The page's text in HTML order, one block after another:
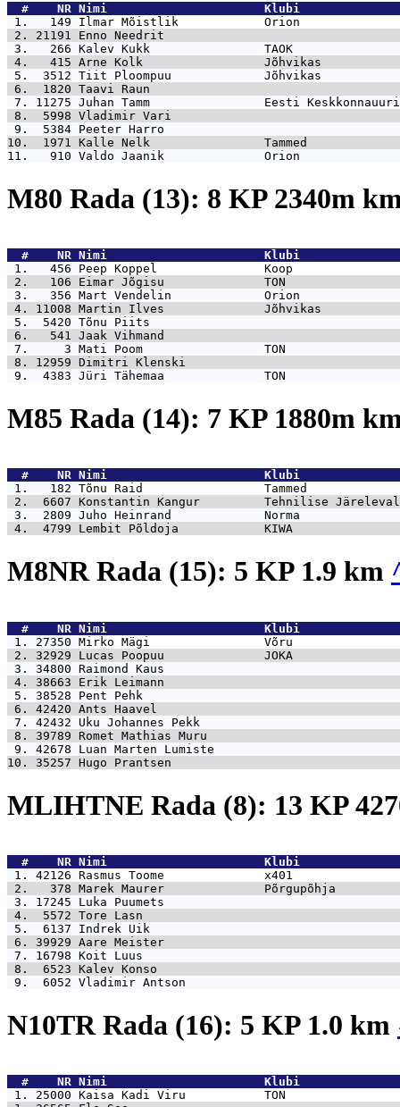
  #    NR
Nimi                      Klubi
1.   149 Ilmar Mõistlik            Orion
2. 21191 Enno Needrit
3.   266 Kalev Kukk                TAOK
4.   415 Arne Kolk                 Jõhvikas
5.  3512 Tiit Ploompuu             Jõhvikas
6.  1820 Taavi Raun
7. 11275 Juhan Tamm                Eesti
8.  5998 Vladimir Vari
9.  5384 Peeter Harro
10.  1971 Kalle Nelk                Tammed
11.   910 Valdo Jaanik              Orion
M80 Rada (13): 8 KP 2340m
  #    NR
Nimi                      Klubi
1.   456 Peep Koppel               Koop
2.   106 Eimar Jõgisu              TON
3.   356 Mart Vendelin             Orion
4. 11008 Martin Ilves              Jõhvikas
5.  5420 Tõnu Piits
6.   541 Jaak Vihmand
7.     3 Mati Poom                 TON
8. 12959 Dimitri Klenski
9.  4383 Jüri Tähemaa              TON
M85 Rada (14): 7 KP 1880m
  #    NR
Nimi                      Klubi
1.   182 Tõnu Raid                 Tammed
2.  6607 Konstantin Kangur         Tehnilise
3.  2809 Juho Heinrand             Norma
4.  4799 Lembit Põldoja            KIWA
M8NR Rada (15): 5 KP 1.9 km
  #    NR
Nimi                      Klubi
1. 27350 Mirko Mägi                Võru
2. 32929 Lucas Poopuu              JOKA
3. 34800 Raimond Kaus
4. 38663 Erik Leimann
5. 38528 Pent Pehk
6. 42420 Ants Haavel
7. 42432 Uku Johannes Pekk
8. 39789 Romet Mathias Muru
9. 42678 Luan Marten Lumiste
10. 35257 Hugo Prantsen
MLIHTNE Rada (8): 13 KP
  #    NR
Nimi                      Klubi
1. 42126 Rasmus Toome              x401
2.   378 Marek Maurer              Põrgupõhja
3. 17245 Luka Puumets
4.  5572 Tore Lasn
5.  6137 Indrek Uik
6. 39929 Aare Meister
7. 16798 Koit Luus
8.  6523 Kalev Konso
9.  6052 Vladimir Antson
N10TR Rada (16): 5 KP 1.0 km
  #    NR
Nimi                      Klubi
1. 25000 Kaisa Kadi Viru           TON